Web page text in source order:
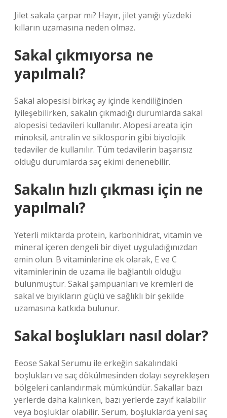
Jilet sakala çarpar mı? Hayır, jilet yanığı yüzdeki
kılların uzamasına neden olmaz.
Sakal çıkmıyorsa ne
yapılmalı?
Sakal alopesisi birkaç ay içinde kendiliğinden
iyileşebilirken, sakalın çıkmadığı durumlarda sakal
alopesisi tedavileri kullanılır. Alopesi areata için
minoksil, antralin ve siklosporin gibi biyolojik
tedaviler de kullanılır. Tüm tedavilerin başarısız
olduğu durumlarda saç ekimi denenebilir.
Sakalın hızlı çıkması için ne
yapılmalı?
Yeterli miktarda protein, karbonhidrat, vitamin ve
mineral içeren dengeli bir diyet uyguladığınızdan
emin olun. B vitaminlerine ek olarak, E ve C
vitaminlerinin de uzama ile bağlantılı olduğu
bulunmuştur. Sakal şampuanları ve kremleri de
sakal ve bıyıkların güçlü ve sağlıklı bir şekilde
uzamasına katkıda bulunur.
Sakal boşlukları nasıl dolar?
Eeose Sakal Serumu ile erkeğin sakalındaki
boşlukları ve saç dökülmesinden dolayı seyrekleşen
bölgeleri canlandırmak mümkündür. Sakallar bazı
yerlerde daha kalınken, bazı yerlerde zayıf kalabilir
veya boşluklar olabilir. Serum, boşluklarda yeni saç